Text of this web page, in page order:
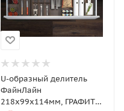
U-образный делитель
ФайнЛайн
218x99x114мм, ГРАФИТ